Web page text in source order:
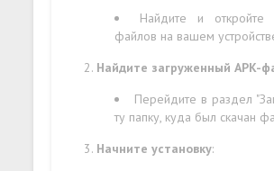
Найдите и откройте
файлов на вашем
Найдите загруженный APK-
Перейдите в раздел
ту папку, куда был скачан
Начните установку: